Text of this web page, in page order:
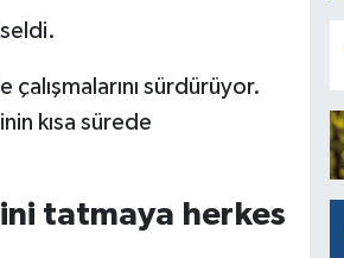
sürdürüyor.
kısa sürede
tatmaya herkes